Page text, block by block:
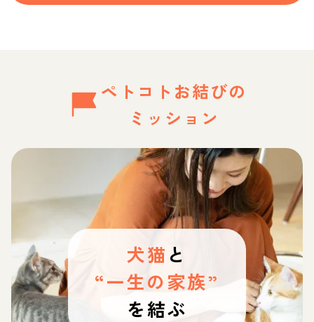
ペトコトお結びの
ミッション
犬猫 と
“一生の家族”
を結ぶ